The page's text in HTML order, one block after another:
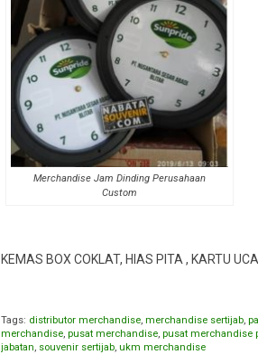
Merchandise Jam Dinding Perusahaan
Custom
KEMAS BOX COKLAT, HIAS PITA , KARTU
Tags: distributor merchandise,merchandise sertijab,
merchandise,pusat merchandise,pusat merchandise
jabatan,souvenir sertijab,ukm merchandise